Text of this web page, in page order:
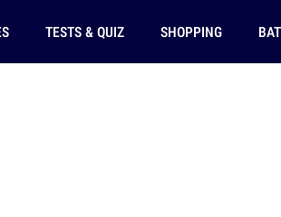
TESTS & QUIZ SHOPPING